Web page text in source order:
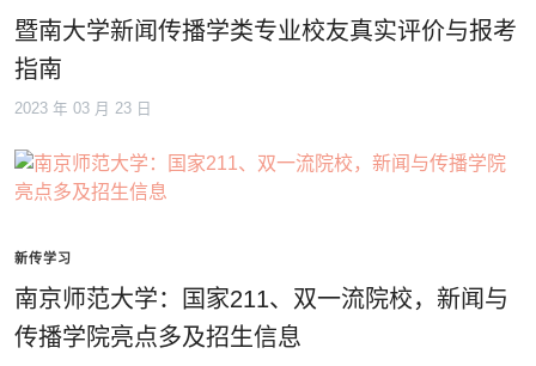
暨南大学新闻传播学类专业校友真实评价与报考
指南
2023 年 03 月 23 日
新传学习
南京师范大学：国家211、双一流院校，新闻与
传播学院亮点多及招生信息